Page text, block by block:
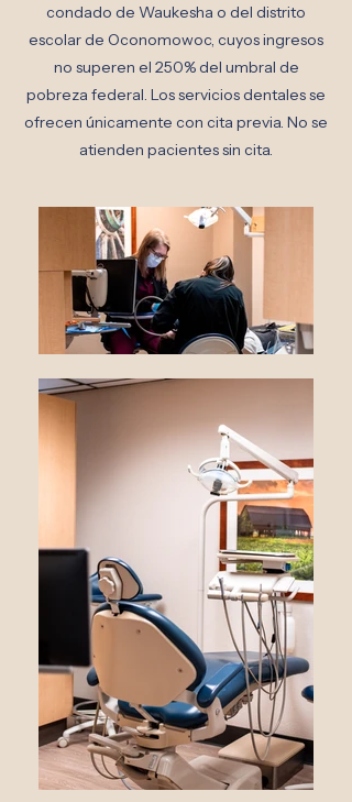
condado de Waukesha o del distrito
escolar de Oconomowoc, cuyos ingresos
no superen el 250% del umbral de
pobreza federal. Los servicios dentales se
ofrecen únicamente con cita previa. No se
atienden pacientes sin cita.